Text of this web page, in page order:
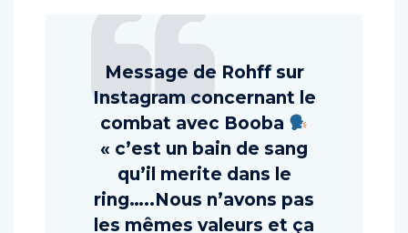
Message de Rohff sur
Instagram concernant le
combat avec Booba
« c’est un bain de sang
qu’il merite dans le
ring…..Nous n’avons pas
les mêmes valeurs et ça